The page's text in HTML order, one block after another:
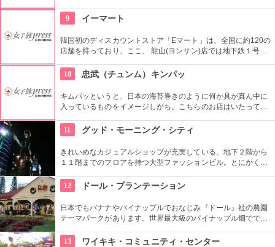
では螺細製品や乗り下など、韓国の伝統工芸品を取り扱い、お
気に入りの１つが見つかるはず。
9 イーマート
韓国初のディスカウントストア「Eマート」は、全国に約120の
店舗を持っており、ここ、 龍山(ヨンサン)店では地下鉄１号線･
など様々なエンターテインメントが楽しめる複合ショッピング
モール「Iパークモール」の地下１・２階にある。外国人観光客
に人気の韓国の焼酎や海苔、伝統茶などが現地価格で販売して
いるので土産にぴったり。
10 忠武（チュンム）キンパッ
キムパッというと、日本の海苔巻きのように何か具が真ん中に
入っているものをイメージしがち。こちらのお店はいたってシ
さんに支持されてきました。キムチは別添えです。朝ごはんや
夜食にできそうですね。
11 グッド・モーニング・シティ
きれいめなカジュアルショップが充実している、地下２階から
１１階までのフロアを持つ大型ファッションビル。とにかく品
はフードコートになっているので、休憩しながらも出来て
Good！９階から１１階には映画館も入っているので、韓国語
での映画も楽しめます。
12 ドール・プランテーション
日本でもバナナやパイナップルでおなじみ『ドール』社の農園
テーマパークがあります。世界最大級のパイナップル畑ででき
めるアトラクションがあります。カワイイお土産もいっぱい。
13 ワイキキ・コミュニティ・センター